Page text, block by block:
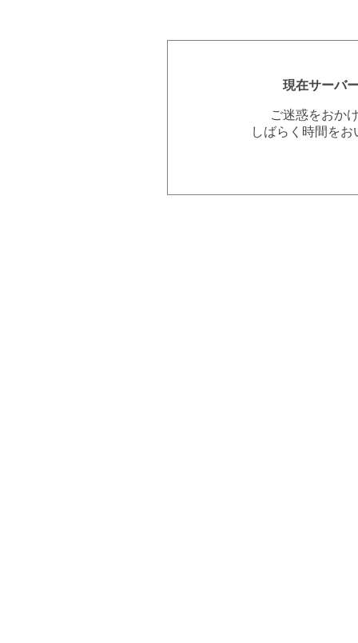
現在サーバ
ご迷惑をおか
しばらく時間を